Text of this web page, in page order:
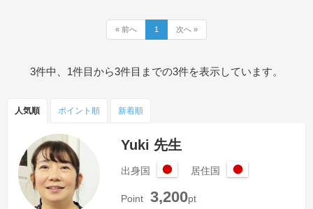
« 前へ 1 次へ »
3件中、1件目から3件目までの3件を表示しています。
人気順 ポイント 順 新着順
Yuki 先生
出身国
日
本
居住国
日
Point 3,200pt